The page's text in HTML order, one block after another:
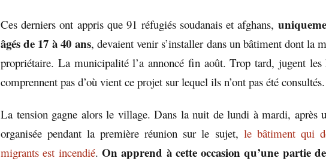
Ces derniers ont appris que 91 réfugiés soudanais et afghans,
âgés de 17 à 40 ans, devaient venir s’installer dans un bâtiment dont la
propriétaire. La municipalité l’a annoncé fin août. Trop tard, jugent les
comprennent pas d’où vient ce projet sur lequel ils n’ont pas été consultés.
La tension gagne alors le village. Dans la nuit de lundi à mardi, après
organisée pendant la première réunion sur le sujet, le bâtiment qui
migrants est incendié. On apprend à cette occasion qu’une partie